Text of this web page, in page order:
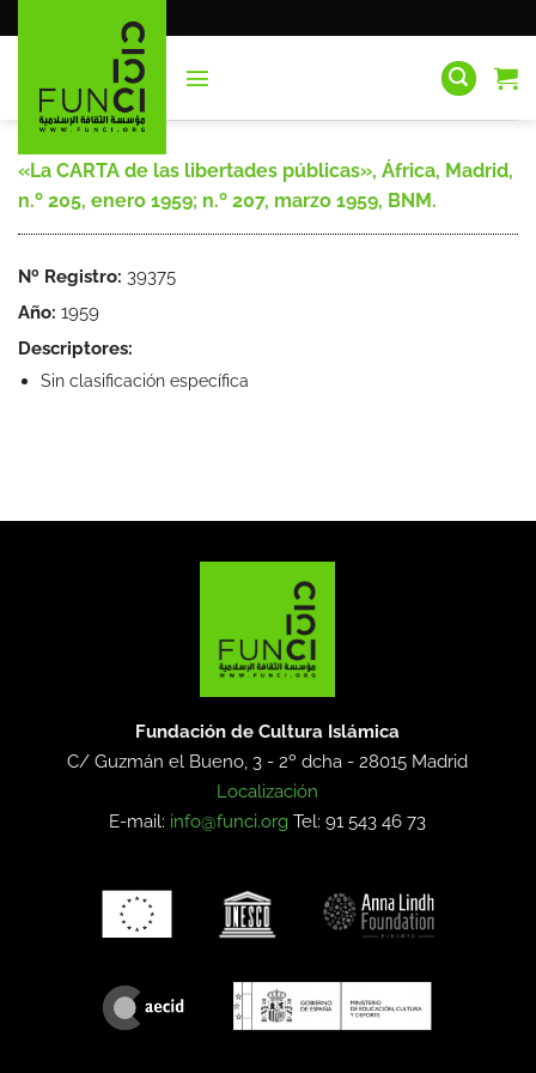
al
«La CARTA de las libertades públicas», África, Madrid,
n.º 205, enero 1959; n.º 207, marzo 1959, BNM.
Nº Registro: 39375
Año: 1959
Descriptores:
Sin clasificación específica
Fundación de Cultura Islámica
C/ Guzmán el Bueno, 3 - 2º dcha -28015 Madrid
Localización
E-mail: info@funci.org Tel: 91 543 46 73